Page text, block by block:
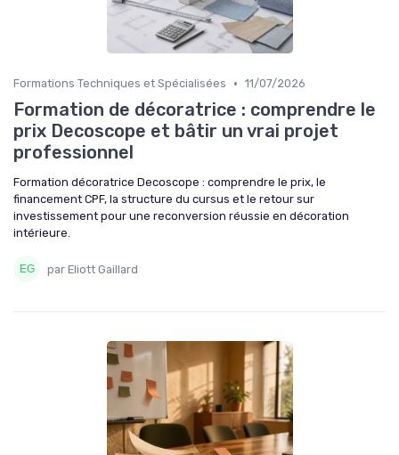
Formations Techniques et Spécialisées • 11/07/2026
Formation de décoratrice : comprendre le
prix Decoscope et bâtir un vrai projet
professionnel
Formation décoratrice Decoscope : comprendre le prix, le
financement CPF, la structure du cursus et le retour sur
investissement pour une reconversion réussie en décoration
intérieure.
par Eliott Gaillard